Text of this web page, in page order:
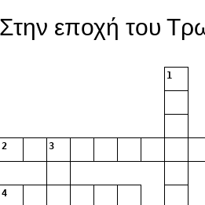
Στην εποχή του
1
2 3
4